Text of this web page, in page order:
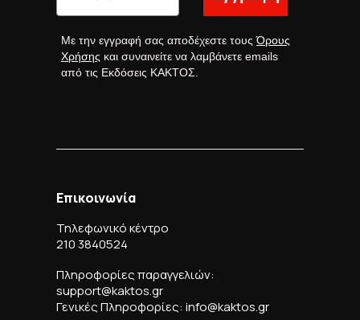
Με την εγγραφή σας αποδέχεστε τουςΌρους
Χρήσης και συναινείτε να λαμβάνετε emails
από τις Εκδόσεις ΚΑΚΤΟΣ.
Επικοινωνία
Τηλεφωνικό κέντρο
210 3840524
Πληροφορίες παραγγελιών:
support@kaktos.gr
Γενικές Πληροφορίες: info@kaktos.gr